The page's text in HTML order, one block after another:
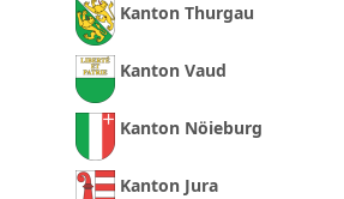
Kanton Thurgau
Kanton Vaud
Kanton Nöieburg
Kanton Jura